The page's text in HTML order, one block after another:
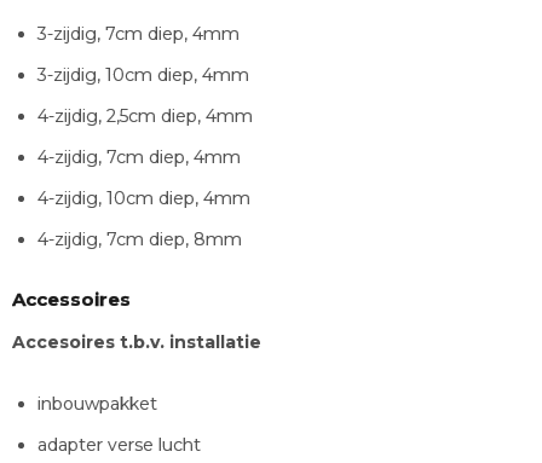
3-zijdig, 7cm diep, 4mm
3-zijdig, 10cm diep, 4mm
4-zijdig, 2,5cm diep, 4mm
4-zijdig, 7cm diep, 4mm
4-zijdig, 10cm diep, 4mm
4-zijdig, 7cm diep, 8mm
Accessoires
Accesoires t.b.v. installatie
inbouwpakket
adapter verse lucht